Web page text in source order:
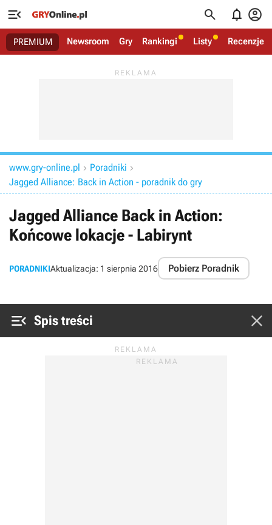
   
PREMIUM Newsroom Gry Rankingi Listy Recenzje
www.gry-online.pl  Poradniki 
Jagged Alliance: Back in Action - poradnik do gry
Jagged Alliance Back in Action:
Końcowe lokacje - Labirynt
PORADNIKIAktualizacja: 1 sierpnia 2016 Pobierz Poradnik
 Spis treści 